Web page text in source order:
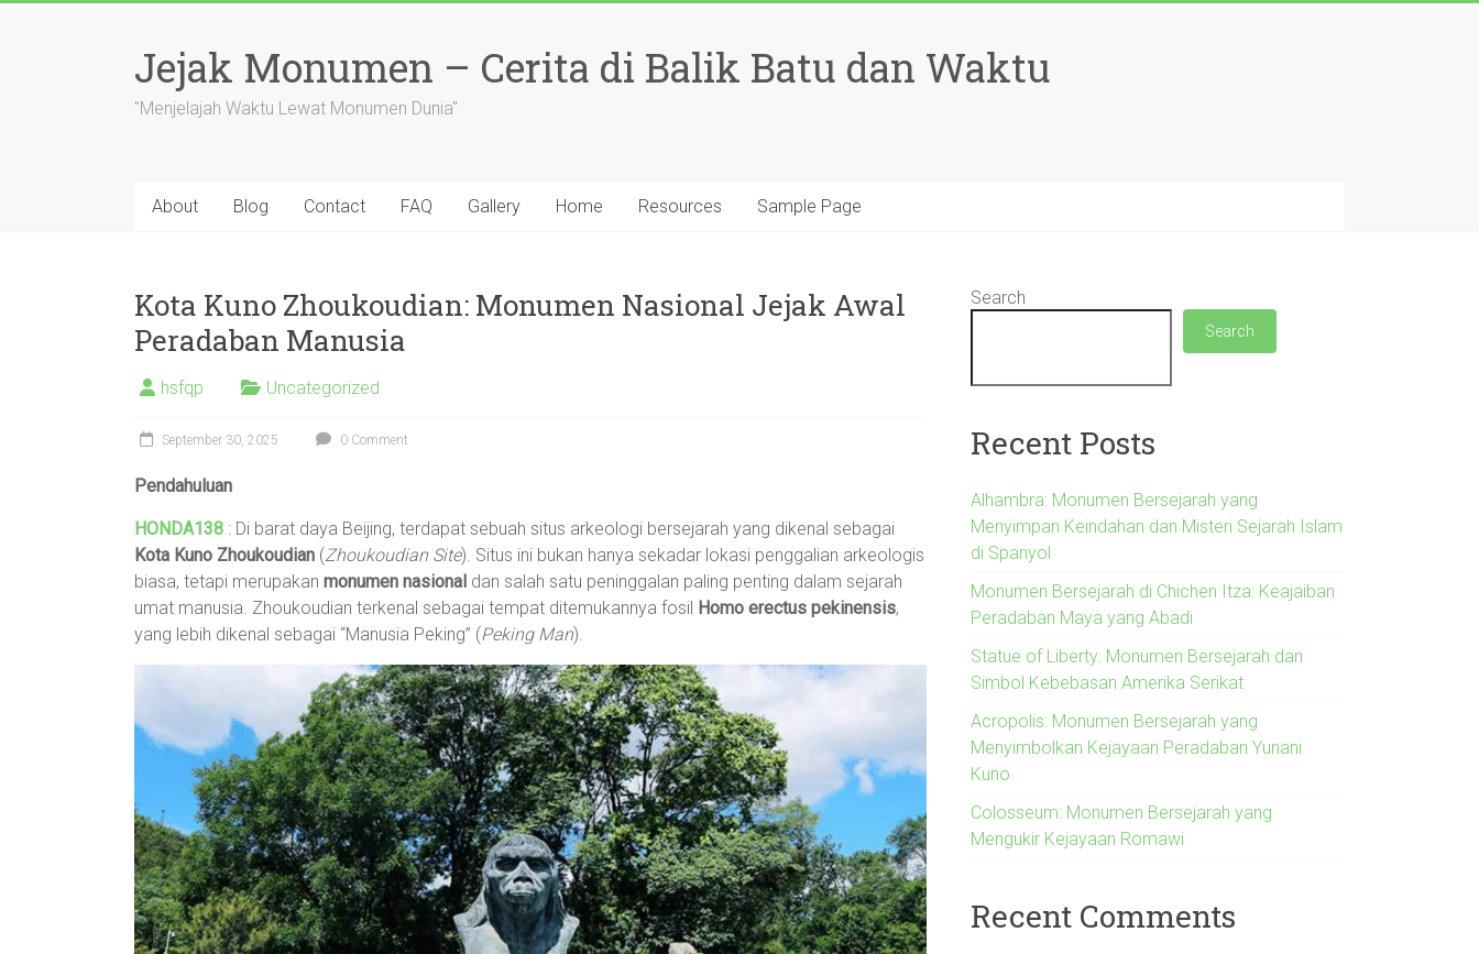
Jejak Monumen – Cerita di Balik Batu dan Waktu
"Menjelajah Waktu Lewat Monumen Dunia"
About Blog Contact FAQ Gallery Home Resources Sample Page
Kota Kuno Zhoukoudian: Monumen Nasional Jejak Awal
Peradaban Manusia
hsfqp Uncategorized
September 30, 2025 0 Comment
Pendahuluan
HONDA138 : Di barat daya Beijing, terdapat sebuah situs arkeologi bersejarah yang dikenal sebagai
Kota Kuno Zhoukoudian (Zhoukoudian Site). Situs ini bukan hanya sekadar lokasi penggalian arkeologis
biasa, tetapi merupakan monumen nasional dan salah satu peninggalan paling penting dalam sejarah
umat manusia. Zhoukoudian terkenal sebagai tempat ditemukannya fosil Homo erectus pekinensis,
yang lebih dikenal sebagai “Manusia Peking” (Peking Man).
Search
Search
Recent Posts
Alhambra: Monumen Bersejarah yang
Menyimpan Keindahan dan Misteri Sejarah Islam
di Spanyol
Monumen Bersejarah di Chichen Itza: Keajaiban
Peradaban Maya yang Abadi
Statue of Liberty: Monumen Bersejarah dan
Simbol Kebebasan Amerika Serikat
Acropolis: Monumen Bersejarah yang
Menyimbolkan Kejayaan Peradaban Yunani
Kuno
Colosseum: Monumen Bersejarah yang
Mengukir Kejayaan Romawi
Recent Comments